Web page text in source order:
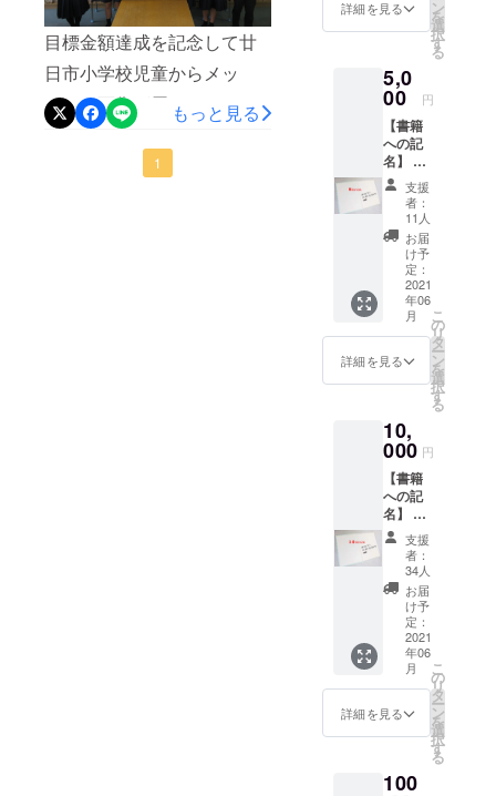
ズ 日本の歴史 世界の歴史い
みちぇん!全巻オンライン!全
巻角川まんが学習シリーズ
まんが人物伝わくせいキャ
ベジ動物図鑑オオカミと野
生のイヌ家のネコと野生の
目標金額達成を記念して廿
日市小学校児童からメッ
セージ画像が届きまし
た！！今後は図書室の変化
をちょこちょこ投稿できれ
もっと見る
1
せん。
つかい
ち たろ
う） ※
匿名希
望可 ※
ニック
ネーム
可（常
識の範
囲内で
お願い
しま
す） ※
書籍価
格に
よって
は1冊に
2名以上
名する
ことも
ござい
ます。
あらか
じめご
了承く
ださ
い。
を入れ
させて
きま
す。備
考欄に
「お名
前（ふ
りが
な）」
の記入
をお願
いしま
す。お
届け先
情報
（住所
等）は
頂きま
せん。
つかい
ち たろ
う） ※
匿名希
望可 ※
ニック
ネーム
可（常
識の範
囲内で
お願い
しま
す） ※
書籍価
格に
よって
は1冊に
2名以上
名する
詳細を見る ン
を
選
択
す
る
5,0
00 円
【書籍
への記
名】 1
口
（5000
円）に
つき、
購入し
た書籍5
冊の見
返し部
分に支
援者の
お名前
を入れ
させて
きま
す。備
考欄に
「お名
前（ふ
りが
な）」
の記入
をお願
いしま
す。お
届け先
情報
（住所
等）は
頂きま
せん。
つかい
支援
者：
11人
お届
け予
定：
2021
年06
月
詳細を見る
こ
の
リ
タ
ー
ン
を
選
択
す
る
10,
000 円
【書籍
への記
名】 1
口
（10,00
0円）に
つき、
購入し
た書籍
10冊の
見返し
部分に
支援者
のお名
前を入
れさせ
だきま
支援
者：
34人
お届
け予
定：
2021
年06
月
詳細を見る
こ
の
リ
タ
ー
ン
を
選
択
す
る
100